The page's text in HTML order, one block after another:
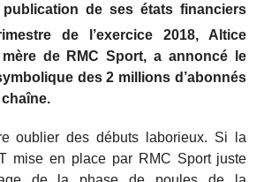
de ses états financiers
de l’exercice 2018, Altice
de RMC Sport, a annoncé le
des 2 millions d’abonnés
oublier des débuts laborieux. Si la
mise en place par RMC Sport juste